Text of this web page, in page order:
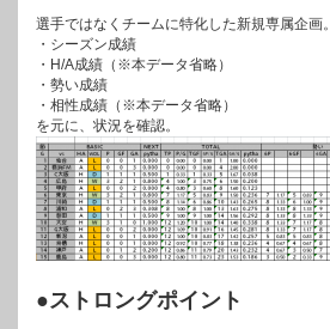
選手ではなくチームに特化した新規専属企画。
・シーズン成績
・H/A成績（※本データ省略）
・勢い成績
・相性成績（※本データ省略）
を元に、状況を確認。
●ストロングポイント